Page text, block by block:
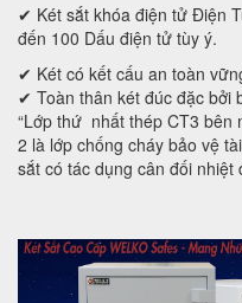
✔ Két sắt khóa điện tử Điện
đến 100 Dấu điện tử tùy ý.
✔ Két có kết cấu an toàn
✔ Toàn thân két đúc đặc bởi
“Lớp thứ nhất thép CT3 bên
2 là lớp chống cháy bảo vệ
sắt có tác dụng cân đối nhiệt